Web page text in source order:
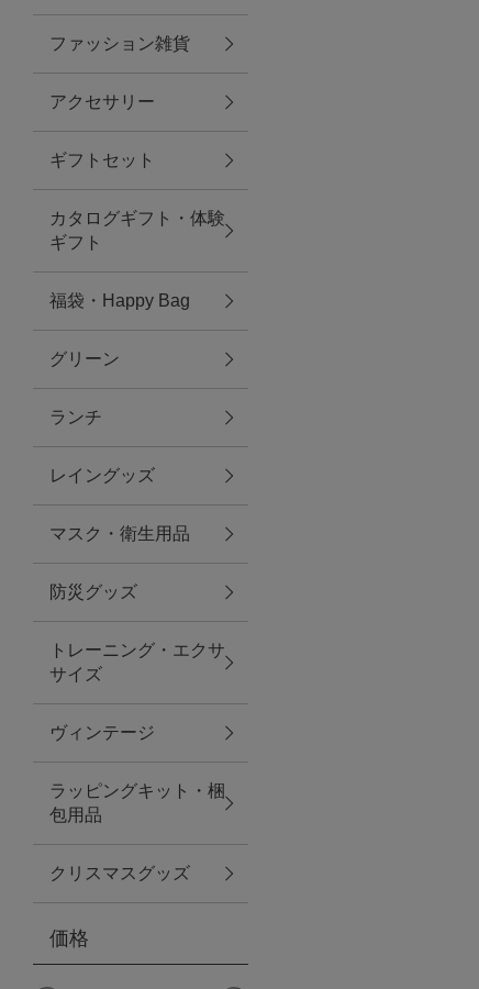
バス＆ビューティー
タオル
ウエア＆バッグ
ウエア
レイングッズ
アクセサリー
ファッション雑貨
ファッショングッズ
スマホケース・アクセサリー
ポーチ
ステーショナリー
その他
紅茶・フード
ファッション雑貨
アクセサリー
ギフトセット
カタログギフト・体験
ギフト
福袋・Happy Bag
グリーン
ランチ
レイングッズ
マスク・衛生用品
防災グッズ
トレーニング・エクサ
サイズ
ヴィンテージ
ラッピングキット・梱
包用品
クリスマスグッズ
価格